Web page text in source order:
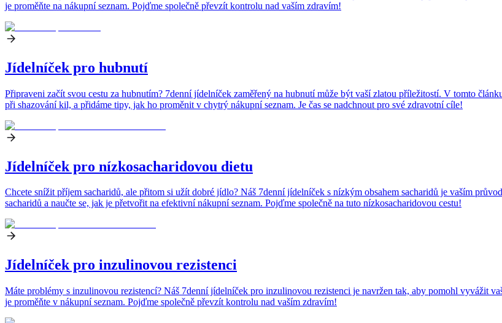
je proměňte na nákupní seznam. Pojďme společně převzít kontrolu nad vaším zdravím!
Jídelníček pro hubnutí
Připraveni začít svou cestu za hubnutím? 7denní jídelníček zaměřený na hubnutí může být vaší zlatou příležitostí. V tomto
při shazování kil, a přidáme tipy, jak ho proměnit v chytrý nákupní seznam. Je čas se nadchnout pro své zdravotní cíle!
Jídelníček pro nízkosacharidovou dietu
Chcete snížit příjem sacharidů, ale přitom si užít dobré jídlo? Náš 7denní jídelníček s nízkým obsahem sacharidů je vaším
sacharidů a naučte se, jak je přetvořit na efektivní nákupní seznam. Pojďme společně na tuto nízkosacharidovou cestu!
Jídelníček pro inzulinovou rezistenci
Máte problémy s inzulinovou rezistencí? Náš 7denní jídelníček pro inzulinovou rezistenci je navržen tak, aby pomohl vyvážit
je proměňte v nákupní seznam. Pojďme společně převzít kontrolu nad vaším zdravím!